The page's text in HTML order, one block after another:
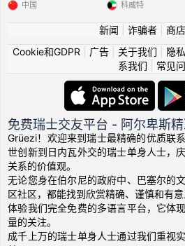
中国 科威特
新闻 诈骗者| 商店
Cookie和GDPR
广告| 关于我们 隐私
系我们
常见
免费瑞士交友平台 - 阿尔卑斯
Grüezi！欢迎来到瑞士最精确的优质联
世创新到日内瓦外交的瑞士单身人士，
关系的价值观。
无论您身在伯尔尼的政府中、巴塞尔的
区社区，都能找到欣赏精确、谨慎和有意
体验我们完全免费的多语言平台，它体
量的关注。
成千上万的瑞士单身人士通过我们重视